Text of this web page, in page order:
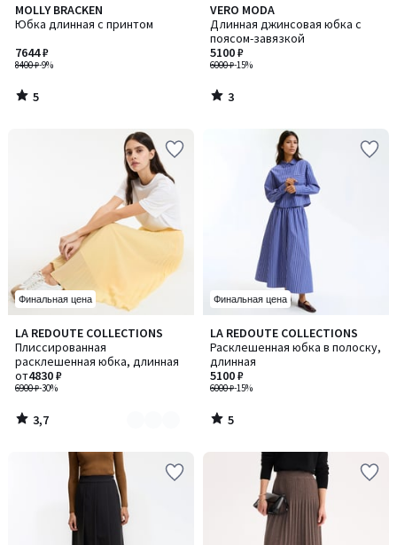
MOLLY BRACKEN
Юбка длинная с принтом
8400 ₽-9%
7644 ₽
5
/
5
/
VERO MODA
Длинная джинсовая юбка с
поясом-завязкой
6000 ₽-15%
5100 ₽
3
/
5
3
/
Финальная цена
LA REDOUTE COLLECTIONS
Плиссированная
расклешенная юбка, длинная
6900 ₽-30%
от4830 ₽
3,7
/ 5
Количество
цветов:
2
3,7
/
Финальная цена
LA REDOUTE COLLECTIONS
Расклешенная юбка в полоску,
длинная
6000 ₽-15%
5100 ₽
5
/
5
5
/